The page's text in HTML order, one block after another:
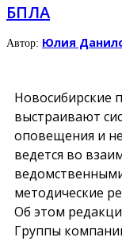
БПЛА
Автор: Юлия
Новосибирские
выстраивают
оповещения и
ведется во
методические
Об этом
Группы